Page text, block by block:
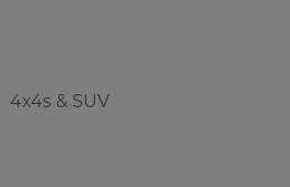
4x4s & SUV